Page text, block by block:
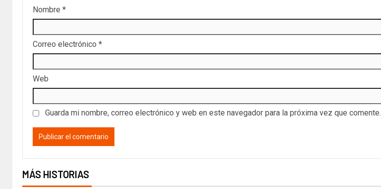
Nombre *
Correo electrónico *
Web
Guarda mi nombre, correo electrónico y web en este navegador para la próxima vez que comente.
MÁS HISTORIAS